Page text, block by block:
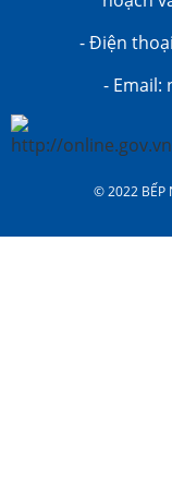
- Điện
- Email:
© 2022 BẾP